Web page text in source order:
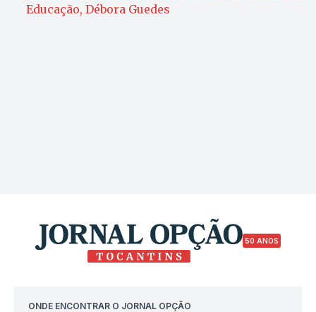
Educação, Débora Guedes
50 ANOS
ONDE ENCONTRAR O JORNAL OPÇÃO